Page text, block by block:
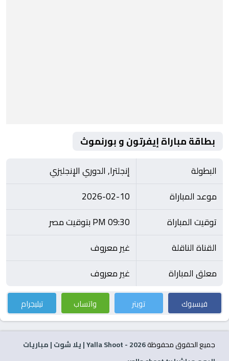
بطاقة مباراة إيفرتون و بورنموث
البطولة
إنجلترا, الدوري الإنجليزي
موعد المباراة
2026-02-10
توقيت المباراة
09:30 PM بتوقيت مصر
القناة الناقلة
غير معروف
معلق المباراة
غير معروف
فيسبوك تويتر واتساب تيليجرام
جميع الحقوق محفوظة2026
- Yalla Shoot | يلا شوت | مباريات